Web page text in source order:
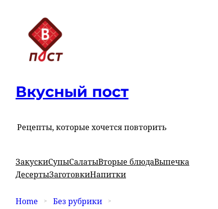
Вкусный пост
Рецепты, которые хочется повторить
ЗакускиСупыСалатыВторые блюдаВыпечка
ДесертыЗаготовкиНапитки
Home
Без рубрики